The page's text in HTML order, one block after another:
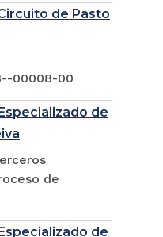
de Pasto
00008-00
de
de
de